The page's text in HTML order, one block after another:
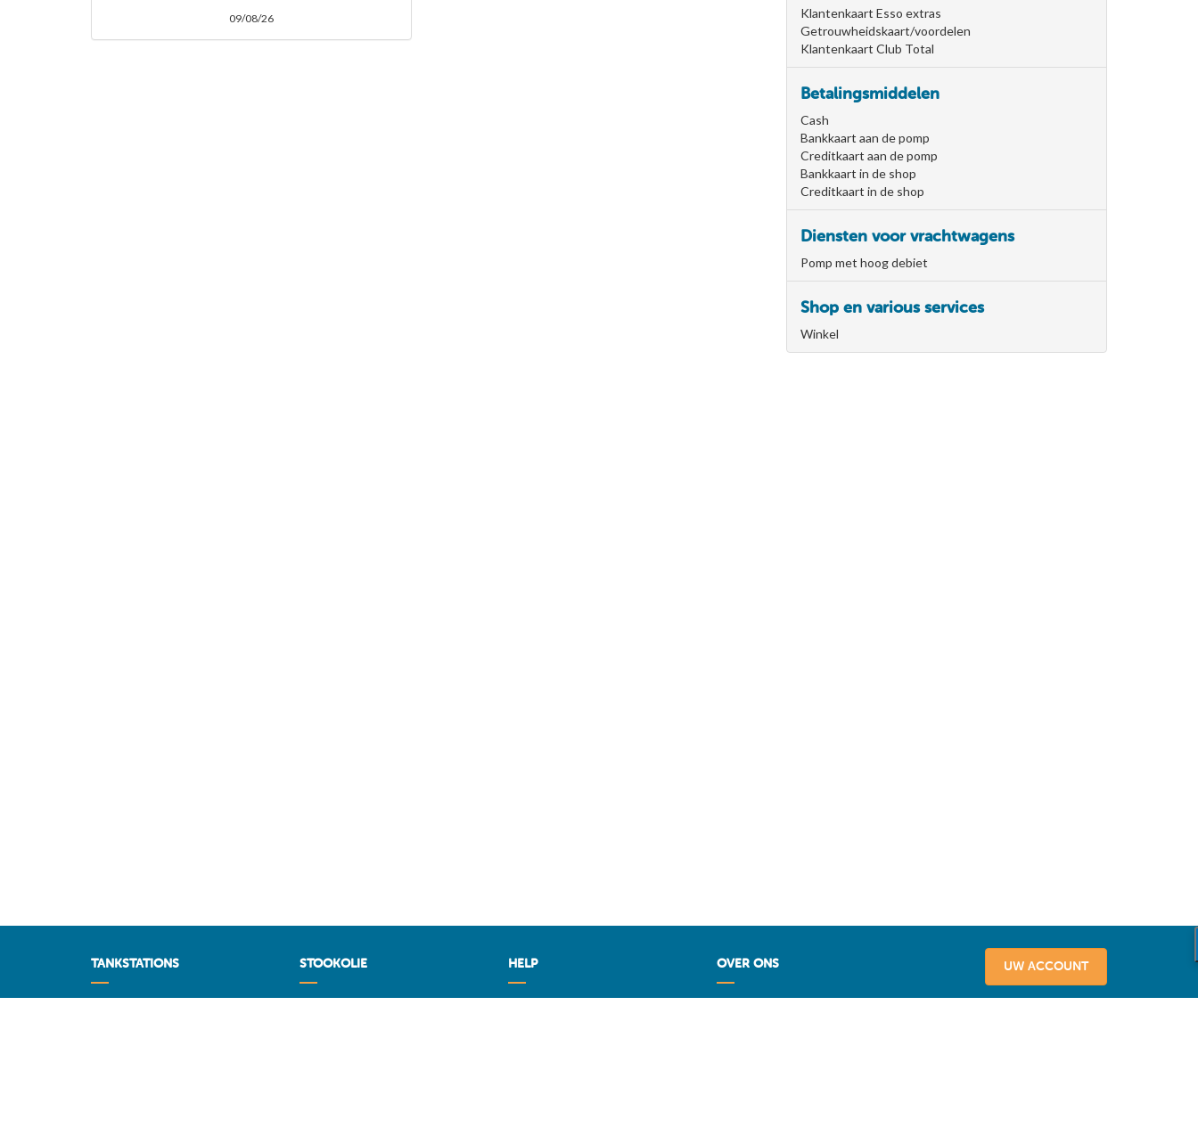
09/08/26
Klantenkaart Esso extras
Getrouwheidskaart/voordelen
Klantenkaart Club Total
Betalingsmiddelen
Cash
Bankkaart aan de pomp
Creditkaart aan de pomp
Bankkaart in de shop
Creditkaart in de shop
Diensten voor vrachtwagens
Pomp met hoog debiet
Shop en various services
Winkel
TANKSTATIONS STOOKOLIE HELP OVER ONS UW ACCOUNT